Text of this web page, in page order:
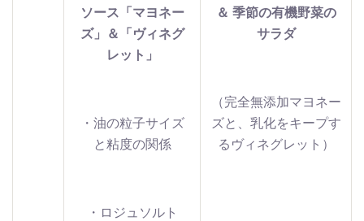
ソース「マヨネー
ズ」＆「ヴィネグ
レット」
・油の粒子サイズ
と粘度の関係
・ロジュソルト
＆ 季節の有機野菜の
サラダ
（完全無添加マヨネー
ズと、乳化をキープす
るヴィネグレット）